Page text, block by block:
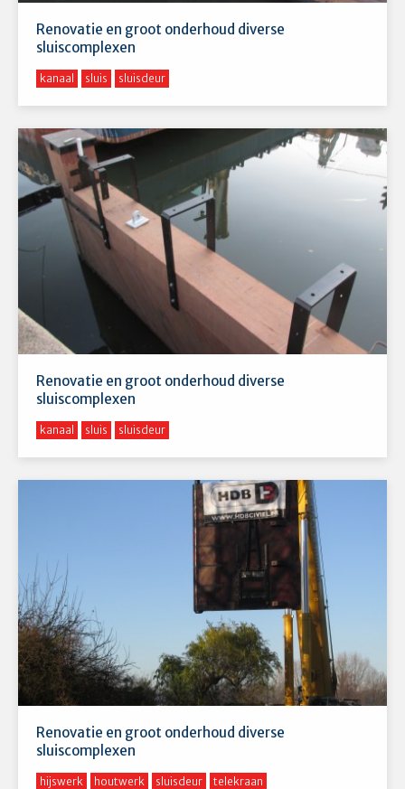
Renovatie en groot onderhoud diverse
sluiscomplexen
kanaal sluis sluisdeur
Renovatie en groot onderhoud diverse
sluiscomplexen
kanaal sluis sluisdeur
Renovatie en groot onderhoud diverse
sluiscomplexen
hijswerk houtwerk sluisdeur telekraan